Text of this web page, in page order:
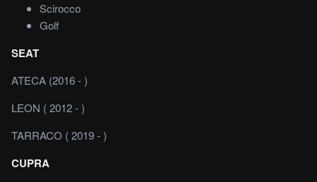
Scirocco
Golf
SEAT
ATECA (2016 - )
LEON ( 2012 - )
TARRACO ( 2019 - )
CUPRA